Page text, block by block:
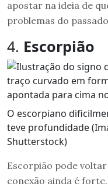
apostar na ideia de
problemas do
4. Escorpião
O escorpiano
teve profundidade
Shutterstock)
Escorpião pode
conexão ainda é